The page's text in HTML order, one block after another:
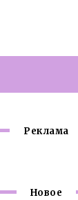
Реклама
Новое